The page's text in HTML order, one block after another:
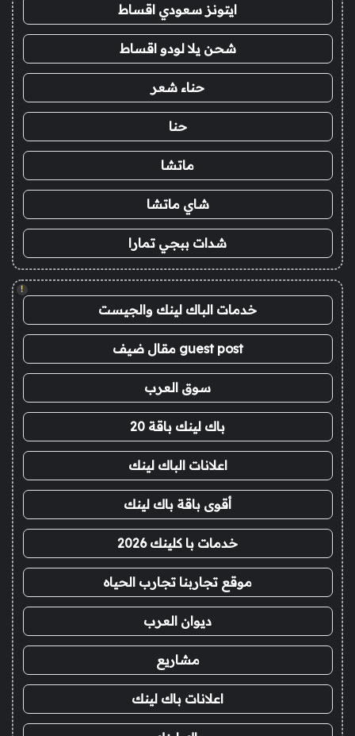
ايتونز سعودي اقساط
شحن يلا لودو اقساط
حناء شعر
حنا
ماتشا
شاي ماتشا
شدات ببجي تمارا
!
خدمات الباك لينك والجيست
guest post مقال ضيف
سوق العرب
باك لينك باقة 20
اعلانات الباك لينك
أقوى باقة باك لينك
خدمات با كلينك 2026
موقع تجاربنا تجارب الحياه
ديوان العرب
مشاريع
اعلانات باك لينك